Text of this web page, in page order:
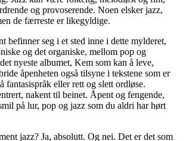
og provoserende. Noen elsker jazz,
de færreste er likegyldige.
befinner seg i et sted inne i dette mylderet,
og det organiske, mellom pop og
nyeste albumet, Kem som kan å leve,
åpenheten også tilsyne i tekstene som er
fantasispråk eller rett og slett ordløse.
nakent til beinet. Åpent og fengende,
på lur, pop og jazz som du aldri har hørt
jazz? Ja, absolutt. Og nei. Det er det som